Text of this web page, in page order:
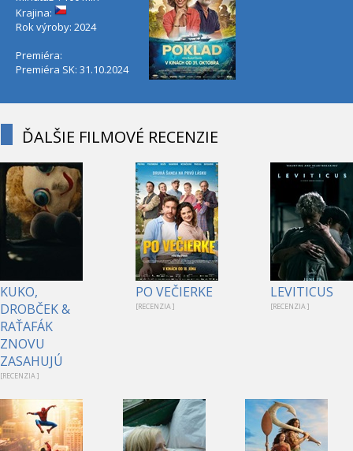
Krajina:
Rok výroby: 2024
Premiéra:
Premiéra SK: 31.10.2024
ĎALŠIE FILMOVÉ RECENZIE
KUKO,
DROBČEK &
RAŤAFÁK
ZNOVU
ZASAHUJÚ
[RECENZIA ]
PO VEČIERKE
[RECENZIA ]
LEVITICUS
[RECENZIA ]